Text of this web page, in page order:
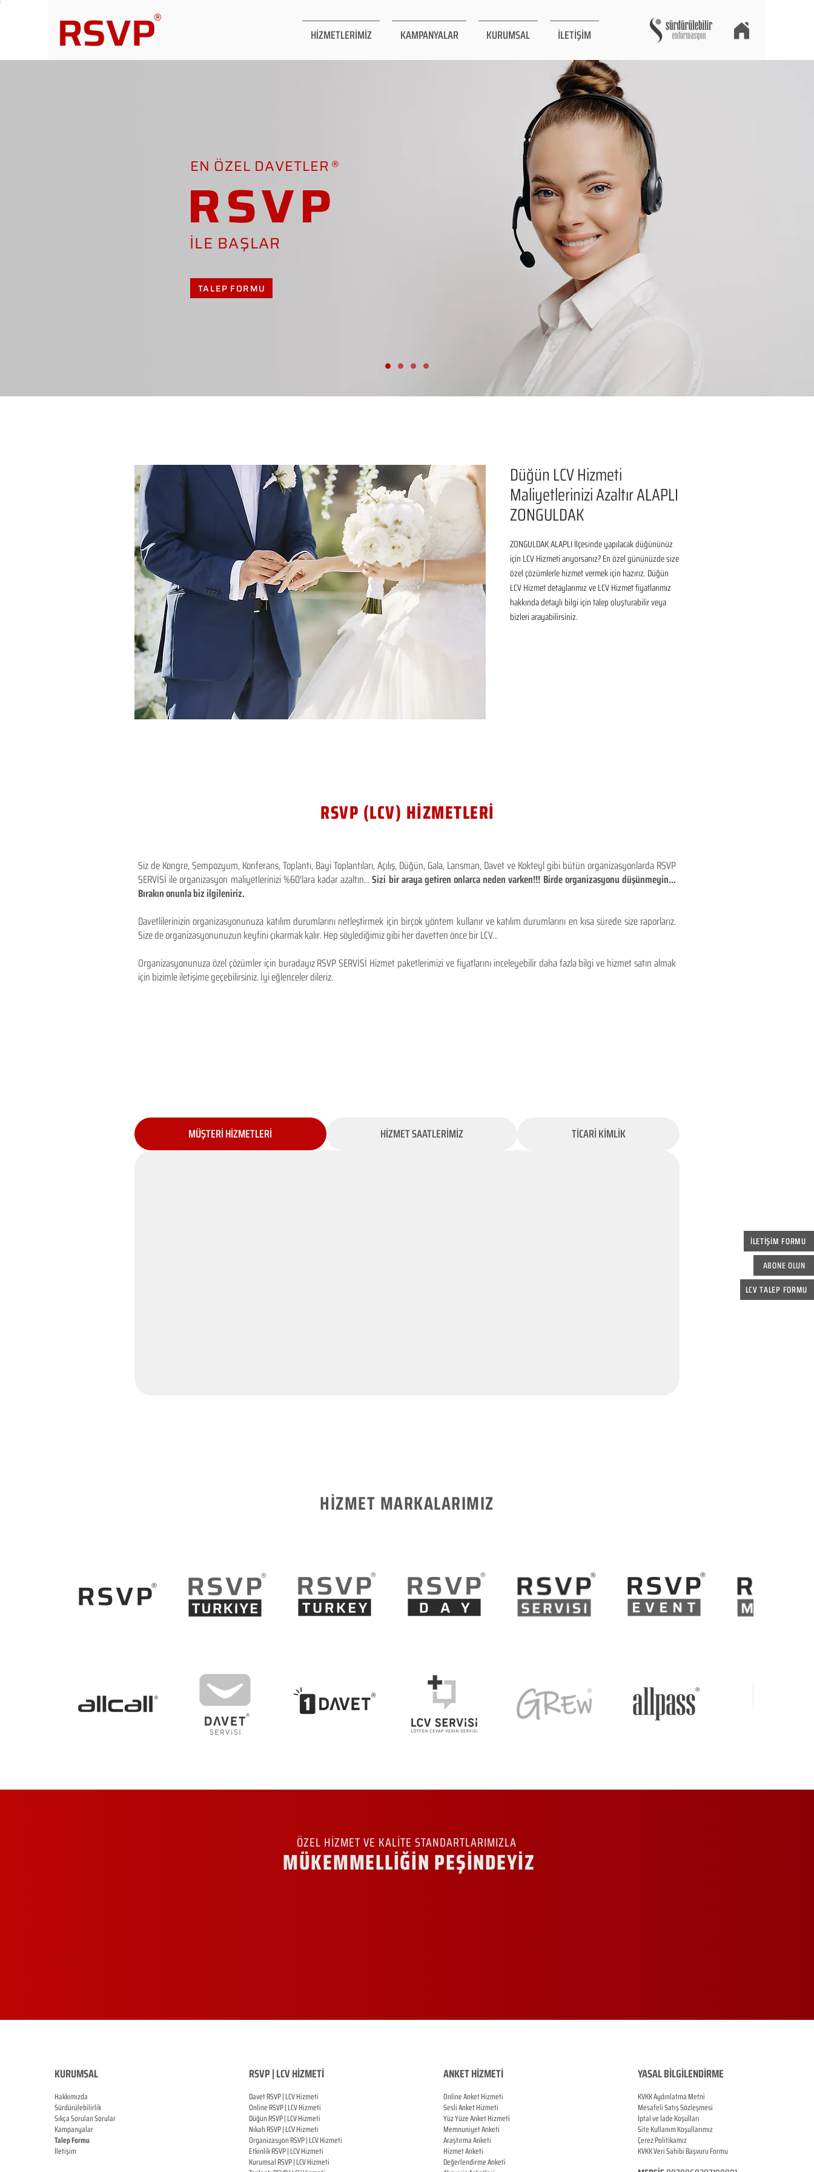
HİZMETLERİMİZ KAMPANYALAR KURUMSAL İLETİŞİM
İLETİŞİM FORMU
ABONE OLUN
LCV TALEP FORMU
EN ÖZEL DAVETLER
RSVP
İLE BAŞLAR
TALEP FORMU
Düğün LCV Hizmeti
Maliyetlerinizi Azaltır ALAPLI
ZONGULDAK
ZONGULDAK ALAPLI İlçesinde yapılacak düğününüz
için LCV Hizmeti arıyorsanız? En özel gününüzde size
özel çözümlerle hizmet vermek için hazırız. Düğün
LCV Hizmet detaylarımız ve LCV Hizmet fiyatlarımız
hakkında detaylı bilgi için talep oluşturabilir veya
bizleri arayabilirsiniz.
RSVP (LCV) HİZMETLERİ
Siz de Kongre, Sempozyum, Konferans, Toplantı, Bayi Toplantıları, Açılış, Düğün, Gala, Lansman, Davet ve Kokteyl gibi bütün organizasyonlarda RSVP
SERVİSİ ile organizasyon maliyetlerinizi %60'lara kadar azaltın...Sizi bir araya getiren onlarca neden varken!!! Birde organizasyonu düşünmeyin...
Bırakın onunla biz ilgileniriz.
Davetlilerinizin organizasyonunuza katılım durumlarını netleştirmek için birçok yöntem kullanır ve katılım durumlarını en kısa sürede size raporlarız.
Size de organizasyonunuzun keyfini çıkarmak kalır. Hep söylediğimiz gibi her davetten önce bir LCV...
Organizasyonunuza özel çözümler için buradayız RSVP SERVİSİ Hizmet paketlerimizi ve fiyatlarını inceleyebilir daha fazla bilgi ve hizmet satın almak
için bizimle iletişime geçebilirsiniz. İyi eğlenceler dileriz.
MÜŞTERİ HİZMETLERİ HİZMET SAATLERİMİZ TİCARİ KİMLİK
HİZMET MARKALARIMIZ
ÖZEL HİZMET VE KALİTE STANDARTLARIMIZLA
MÜKEMMELLİĞİN PEŞİNDEYİZ
KURUMSAL
Hakkımızda
Sürdürülebilirlik
Sıkça Sorulan Sorular
Kampanyalar
Talep Formu
İletişim
RSVP | LCV HİZMETİ
Davet RSVP | LCV Hizmeti
OnlineRSVP |LCV Hizmeti
DüğünRSVP |LCV Hizmeti
NikahRSVP |LCV Hizmeti
OrganizasyonRSVP |LCV Hizmeti
EtkinlikRSVP |LCV Hizmeti
KurumsalRSVP |LCV Hizmeti
ANKET HİZMETİ
Online Anket Hizmeti
Sesli Anket Hizmeti
Yüz Yüze Anket Hizmeti
Memnuniyet Anketi
Araştırma Anketi
Hizmet Anketi
Değerlendirme Anketi
YASAL BİLGİLENDİRME
KVKK Aydınlatma Metni
Mesafeli Satış Sözleşmesi
İptal ve İade Koşulları
Site Kullanım Koşullarımız
Çerez Politikamız
KVKK Veri Sahibi Başvuru Formu